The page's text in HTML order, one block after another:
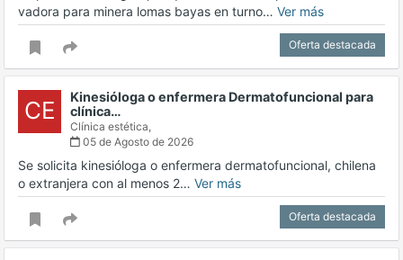
vadora para minera lomas bayas en turno… Ver más
Oferta destacada
CE
Kinesióloga o enfermera Dermatofuncional para
clínica…
Clínica estética,
05 de Agosto de 2026
Se solicita kinesióloga o enfermera dermatofuncional, chilena
o extranjera con al menos 2… Ver más
Oferta destacada